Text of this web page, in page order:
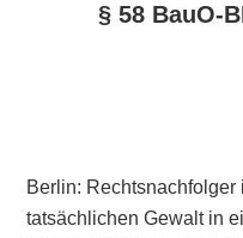
§ 58 BauO-
Berlin:
tatsächlichen Gewalt in